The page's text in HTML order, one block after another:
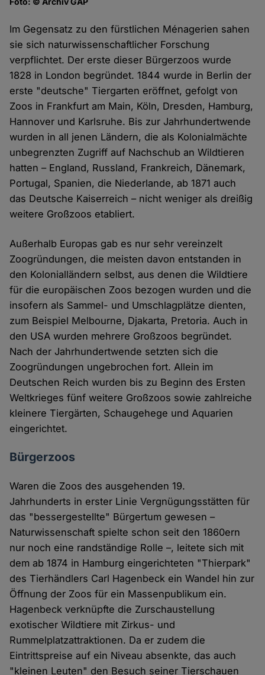
Im Gegensatz zu den fürstlichen Ménagerien sahen
sie sich naturwissenschaftlicher Forschung
verpflichtet. Der erste dieser Bürgerzoos wurde
1828 in London begründet. 1844 wurde in Berlin der
erste "deutsche" Tiergarten eröffnet, gefolgt von
Zoos in Frankfurt am Main, Köln, Dresden, Hamburg,
Hannover und Karlsruhe. Bis zur Jahrhundertwende
wurden in all jenen Ländern, die als Kolonialmächte
unbegrenzten Zugriff auf Nachschub an Wildtieren
hatten – England, Russland, Frankreich, Dänemark,
Portugal, Spanien, die Niederlande, ab 1871 auch
das Deutsche Kaiserreich – nicht weniger als dreißig
weitere Großzoos etabliert.
Außerhalb Europas gab es nur sehr vereinzelt
Zoogründungen, die meisten davon entstanden in
den Kolonialländern selbst, aus denen die Wildtiere
für die europäischen Zoos bezogen wurden und die
insofern als Sammel- und Umschlagplätze dienten,
zum Beispiel Melbourne, Djakarta, Pretoria. Auch in
den USA wurden mehrere Großzoos begründet.
Nach der Jahrhundertwende setzten sich die
Zoogründungen ungebrochen fort. Allein im
Deutschen Reich wurden bis zu Beginn des Ersten
Weltkrieges fünf weitere Großzoos sowie zahlreiche
kleinere Tiergärten, Schaugehege und Aquarien
eingerichtet.
Bürgerzoos
Waren die Zoos des ausgehenden 19.
Jahrhunderts in erster Linie Vergnügungsstätten für
das "bessergestellte" Bürgertum gewesen –
Naturwissenschaft spielte schon seit den 1860ern
nur noch eine randständige Rolle –, leitete sich mit
dem ab 1874 in Hamburg eingerichteten "Thierpark"
des Tierhändlers Carl Hagenbeck ein Wandel hin zur
Öffnung der Zoos für ein Massenpublikum ein.
Hagenbeck verknüpfte die Zurschaustellung
exotischer Wildtiere mit Zirkus- und
Rummelplatzattraktionen. Da er zudem die
Eintrittspreise auf ein Niveau absenkte, das auch
"kleinen Leuten" den Besuch seiner Tierschauen